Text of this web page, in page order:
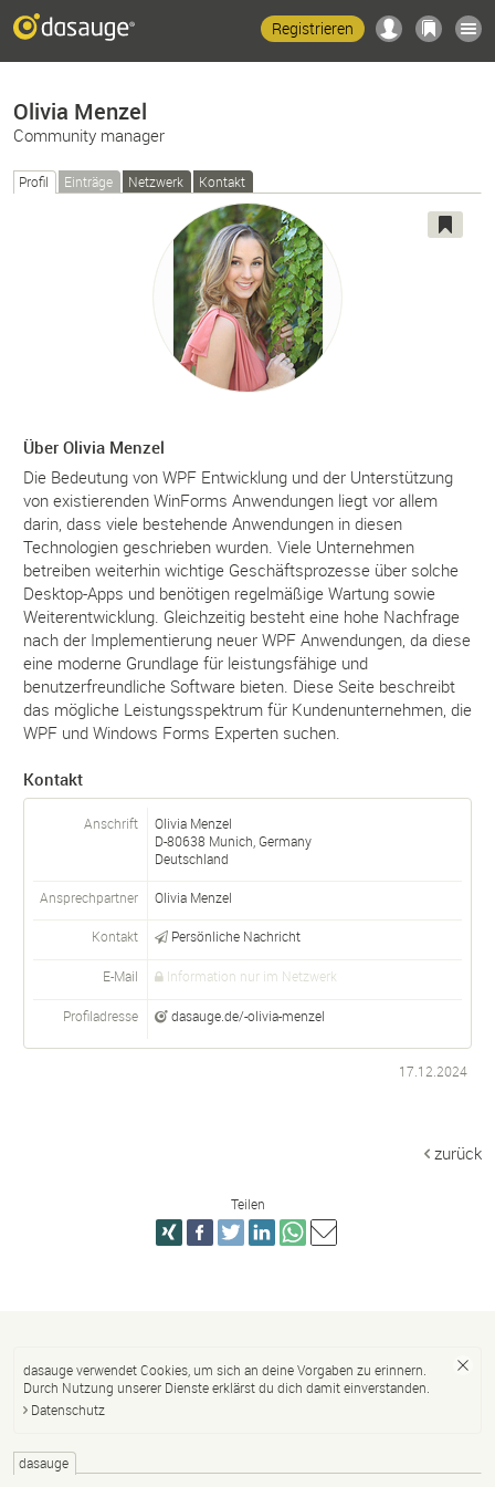
Registrieren
Olivia Menzel
Community manager
Profil Einträge Netzwerk Kontakt
Über Olivia Menzel
Die Bedeutung von WPF Entwicklung und der Unterstützung
von existierenden WinForms Anwendungen liegt vor allem
darin, dass viele bestehende Anwendungen in diesen
Technologien geschrieben wurden. Viele Unternehmen
betreiben weiterhin wichtige Geschäftsprozesse über solche
Desktop-Apps und benötigen regelmäßige Wartung sowie
Weiterentwicklung. Gleichzeitig besteht eine hohe Nachfrage
nach der Implementierung neuer WPF Anwendungen, da diese
eine moderne Grundlage für leistungsfähige und
benutzerfreundliche Software bieten. Diese Seite beschreibt
das mögliche Leistungsspektrum für Kundenunternehmen, die
WPF und Windows Forms Experten suchen.
Kontakt
Anschrift
Olivia Menzel
D-80638 Munich, Germany
Deutschland
Ansprechpartner Olivia Menzel
Kontakt Persönliche Nachricht
E-Mail Information nur im Netzwerk
Profiladresse dasauge.de/-olivia-menzel
17.12.2024
zurück
Teilen
dasauge verwendet Cookies, um sich an deine Vorgaben zu erinnern.
Durch Nutzung unserer Dienste erklärst du dich damit einverstanden.
Datenschutz
dasauge